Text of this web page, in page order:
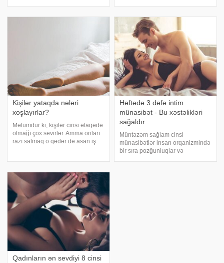
bilər. Qadınlar bu hissi müxtəli
Kişilər yataqda nələri
xoşlayırlar?
Məlumdur ki, kişilər cinsi əlaqədə
olmağı çox sevirlər. Amma onları
razı salmaq o qədər də asan iş
Onu yataqda ehtiraslandırma
Həftədə 3 dəfə intim
münasibət - Bu xəstəlikləri
sağaldır
Müntəzəm sağlam cinsi
münasibətlər insan orqanizmində
bir sıra pozğunluqlar və
Qadınların ən sevdiyi 8 cinsi